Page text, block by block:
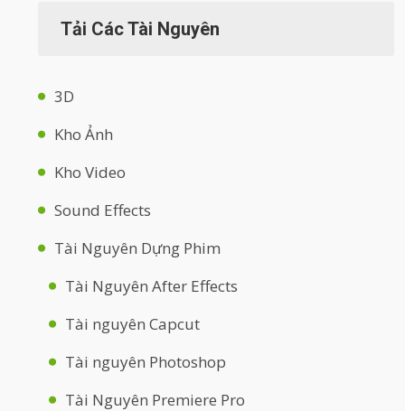
Tải Các Tài Nguyên
3D
Kho Ảnh
Kho Video
Sound Effects
Tài Nguyên Dựng Phim
Tài Nguyên After Effects
Tài nguyên Capcut
Tài nguyên Photoshop
Tài Nguyên Premiere Pro